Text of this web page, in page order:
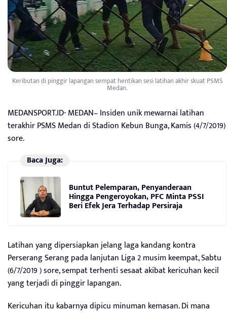
Keributan di pinggir lapangan sempat hentikan sesi latihan akhir skuat PSMS
Medan.
MEDANSPORT.ID- MEDAN– Insiden unik mewarnai latihan
terakhir PSMS Medan di Stadion Kebun Bunga, Kamis (4/7/2019)
sore.
Baca Juga:
Buntut Pelemparan, Penyanderaan
Hingga Pengeroyokan, PFC Minta PSSI
Beri Efek Jera Terhadap Persiraja
Latihan yang dipersiapkan jelang laga kandang kontra
Perserang Serang pada lanjutan Liga 2 musim keempat, Sabtu
(6/7/2019 ) sore, sempat terhenti sesaat akibat kericuhan kecil
yang terjadi di pinggir lapangan.
Kericuhan itu kabarnya dipicu minuman kemasan. Di mana